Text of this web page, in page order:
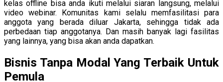
kelas offline bisa anda ikuti melalui siaran langsung, melalui
video webinar. Komunitas kami selalu memfasilitasi para
anggota yang berada diluar Jakarta, sehingga tidak ada
perbedaan tiap anggotanya. Dan masih banyak lagi fasilitas
yang lainnya, yang bisa akan anda dapatkan.
Bisnis Tanpa Modal Yang Terbaik Untuk
Pemula